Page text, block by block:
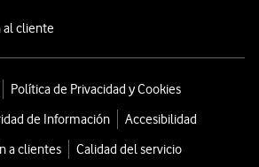
al cliente
Política de Privacidad y Cookies
de Información
Accesibilidad
a clientes
Calidad del servicio